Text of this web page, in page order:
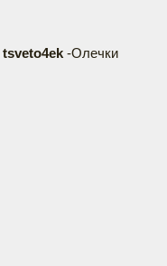
tsveto4ek -Олечки